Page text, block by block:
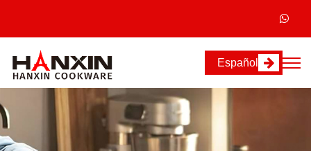
Español